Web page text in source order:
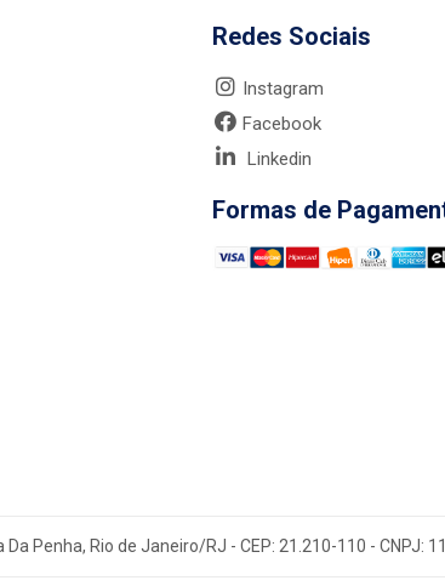
Redes Sociais
Instagram
Facebook
Linkedin
Formas de
Penha, Rio de Janeiro/RJ - CEP: 21.210-110 - CNPJ: